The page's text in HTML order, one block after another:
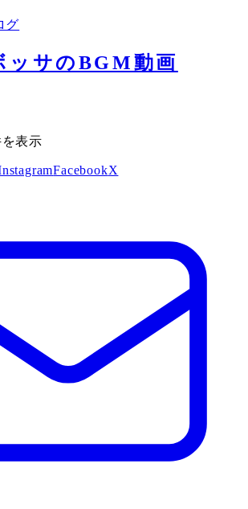
グ
ッサのBGM動画
表示
FacebookX